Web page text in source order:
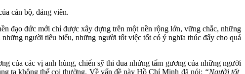
cán bộ, đảng viên.
đạo đức mới chỉ được xây dựng trên một nền rộng lớn, vững chắc, những
người tiêu biểu, những người tốt việc tốt có ý nghĩa thúc đẩy cho quá
của các vị anh hùng, chiến sỹ thi đua nhứng tấm gương của những người
ta không thể coi thường. Về vấn đề này Hồ Chí Minh đã nói: “Người tốt,